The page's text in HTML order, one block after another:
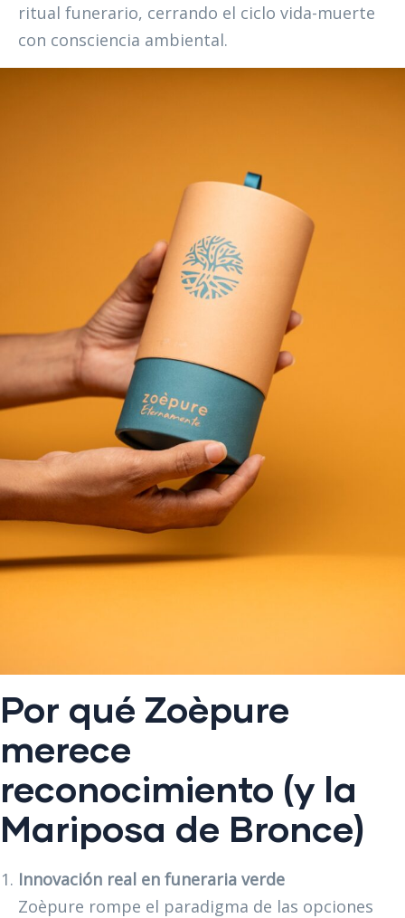
ritual funerario, cerrando el ciclo vida-muerte
con consciencia ambiental.
Por qué Zoèpure
merece
reconocimiento (y la
Mariposa de Bronce)
Innovación real en funeraria verde
Zoèpure rompe el paradigma de las opciones